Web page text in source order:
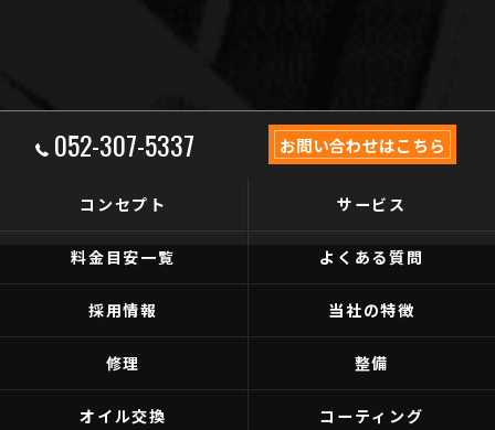
052-307-5337 お問い合わせはこちら
コンセプト サービス
料金目安一覧 よくある質問
採用情報 当社の特徴
修理 整備
オイル交換 コーティング